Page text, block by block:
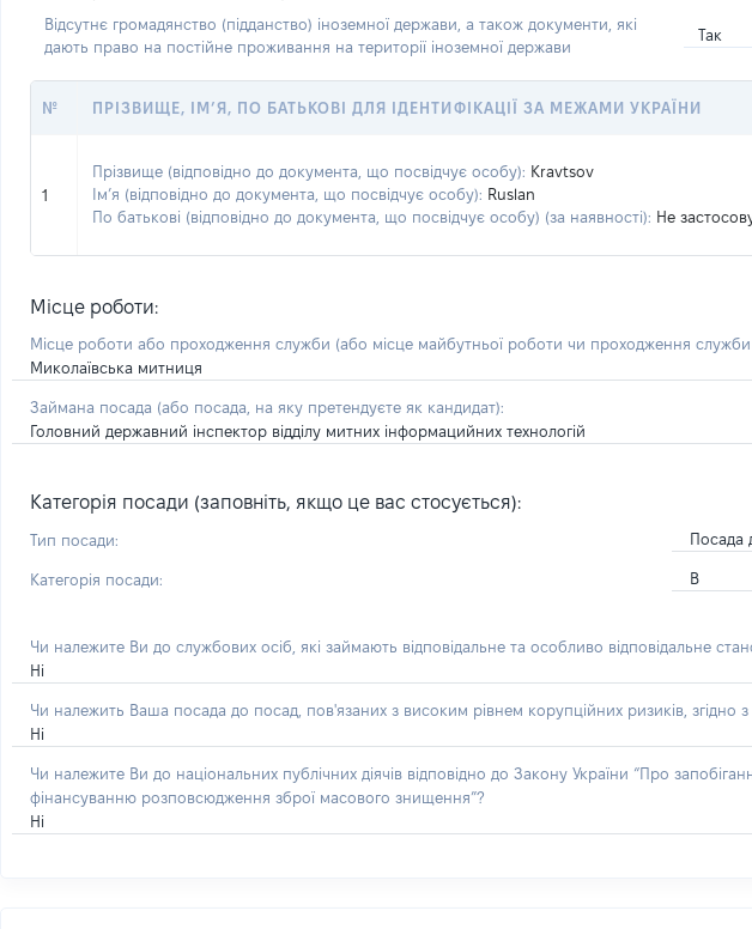
Відсутнє громадянство (підданство) іноземної держави, а також документи, які
дають право на постійне проживання на території іноземної держави
Так
№ ПРІЗВИЩЕ, ІМ’Я, ПО БАТЬКОВІ ДЛЯ ІДЕНТИФІКАЦІЇ ЗА МЕЖАМИ УКРАЇНИ
1
Прізвище (відповідно до документа, що посвідчує особу): Kravtsov
Ім’я (відповідно до документа, що посвідчує особу): Ruslan
По батькові (відповідно до документа, що посвідчує особу) (за наявності): Не
Місце роботи:
Місце роботи або проходження служби (або місце майбутньої роботи чи проходження служби
Миколаївська митниця
Займана посада (або посада, на яку претендуєте як кандидат):
Головний державний інспектор відділу митних інформацийних технологій
Категорія посади (заповніть, якщо це вас стосується):
Тип посади: Посада
Категорія посади: В
Чи належите Ви до службових осіб, які займають відповідальне та особливо відповідальне
Ні
Чи належить Ваша посада до посад, пов'язаних з високим рівнем корупційних ризиків, згідно
Ні
Чи належите Ви до національних публічних діячів відповідно до Закону України “Про
фінансуванню розповсюдження зброї масового знищення”?
Ні